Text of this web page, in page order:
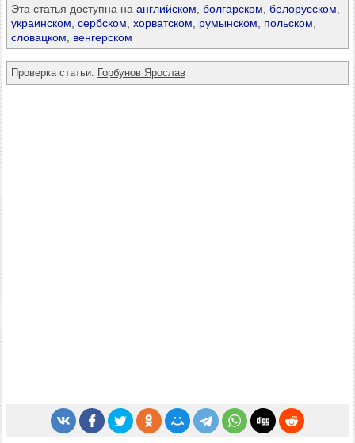
Эта статья доступна на английском болгарском белорусском
украинском сербском хорватском румынском польском
словацком
венгерском
Проверка статьи: Горбунов Ярослав